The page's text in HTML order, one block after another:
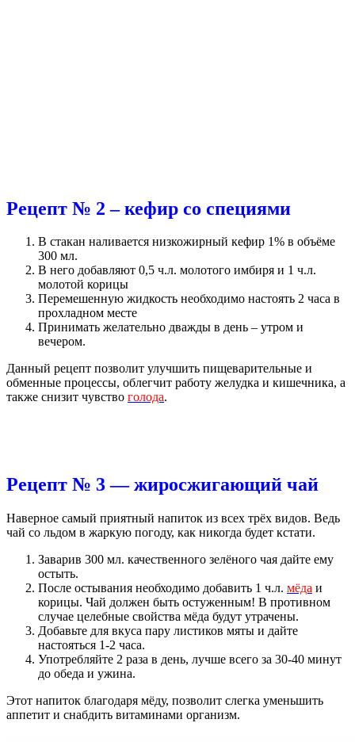
Рецепт № 2 – кефир со специями
В стакан наливается низкожирный кефир 1% в объёме
300 мл.
В него добавляют 0,5 ч.л. молотого имбиря и 1 ч.л.
молотой корицы
Перемешенную жидкость необходимо настоять 2 часа в
прохладном месте
Принимать желательно дважды в день – утром и
вечером.
Данный рецепт позволит улучшить пищеварительные и
обменные процессы, облегчит работу желудка и кишечника, а
также снизит чувство голода.
Рецепт № 3 — жиросжигающий чай
Наверное самый приятный напиток из всех трёх видов. Ведь
чай со льдом в жаркую погоду, как никогда будет кстати.
Заварив 300 мл. качественного зелёного чая дайте ему
остыть.
После остывания необходимо добавить 1 ч.л. мёда и
корицы. Чай должен быть остуженным! В противном
случае целебные свойства мёда будут утрачены.
Добавьте для вкуса пару листиков мяты и дайте
настояться 1-2 часа.
Употребляйте 2 раза в день, лучше всего за 30-40 минут
до обеда и ужина.
Этот напиток благодаря мёду, позволит слегка уменьшить
аппетит и снабдить витаминами организм.